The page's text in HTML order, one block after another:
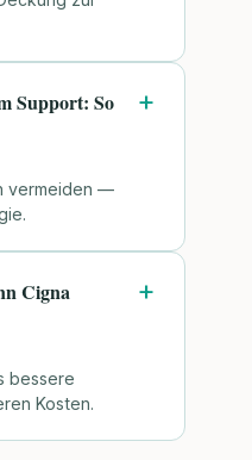
Support: So
vermeiden —
Cigna
bessere
Kosten.